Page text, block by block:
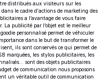
distribués aux visiteurs sur les
le cadre d'actions de marketing des
a l’avantage de vous faire
publicité par l’objet est le meilleur
personnalisé permet de véhiculer
dans le but de transformer le
ils sont conservés ce qui permet de
marquées, les stylos publicitaires, les
sont des objets publicitaires
de communication nous proposons
un véritable outil de communication